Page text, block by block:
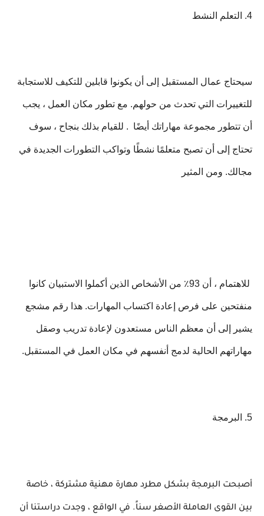
4. التعلم النشط
سيحتاج عمال المستقبل إلى أن يكونوا قابلين للتكيف للاستجابة
للتغييرات التي تحدث من حولهم. مع تطور مكان العمل ، يجب
أن تتطور مجموعة مهاراتك أيضًا . للقيام بذلك بنجاح ، سوف
تحتاج إلى أن تصبح متعلمًا نشطًا وتواكب التطورات الجديدة في
مجالك. ومن المثير
للاهتمام ، أن 93٪ من الأشخاص الذين أكملوا الاستبيان كانوا
منفتحين على فرص إعادة اكتساب المهارات. هذا رقم مشجع
يشير إلى أن معظم الناس مستعدون لإعادة تدريب وصقل
مهاراتهم الحالية لدمج أنفسهم في مكان العمل في المستقبل.
5. البرمجة
أصبحت البرمجة بشكل مطرد مهارة مهنية مشتركة ، خاصة
بين القوى العاملة الأصغر سناً. في الواقع ، وجدت دراستنا أن